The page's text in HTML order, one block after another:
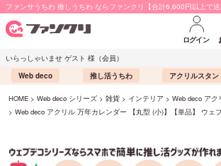
ファンサうちわ 推しうちわ ならファンクリ【合計6,600円以上で送
ログイン
いらっしゃいませ ゲスト 様（会員）
Web deco
推し活うちわ アクリルスタン
HOME Web deco シリーズ 雑貨 インテリア
Web deco ア
Web deco アクリル 万年カレンダー 【丸型 (小)】【単品】 ウ